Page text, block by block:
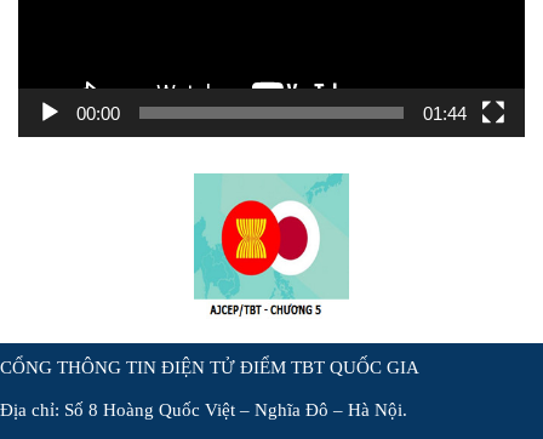
00:00 01:44
CỔNG THÔNG TIN ĐIỆN TỬ ĐIỂM TBT QUỐC GIA
Địa chỉ: Số 8 Hoàng Quốc Việt – Nghĩa Đô – Hà Nội.